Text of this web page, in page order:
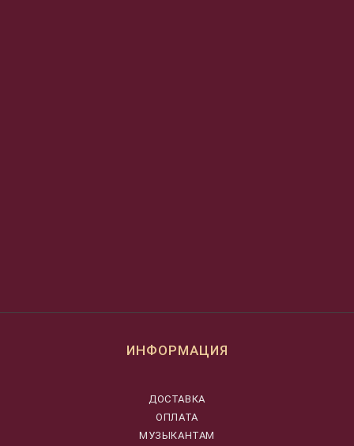
ИНФОРМАЦИЯ
ДОСТАВКА
ОПЛАТА
МУЗЫКАНТАМ